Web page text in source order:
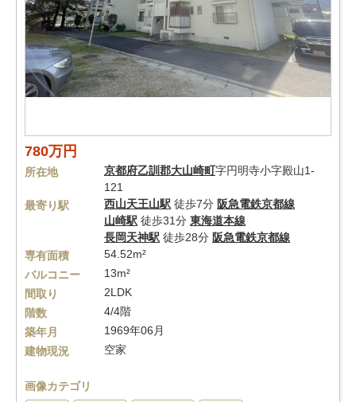
780万円
所在地 京都府乙訓郡大山崎町字円明寺小字殿山1-
121
最寄り駅
西山天王山駅 徒歩7分 阪急電鉄京都線
山崎駅 徒歩31分 東海道本線
長岡天神駅 徒歩28分 阪急電鉄京都線
専有面積
54.52m²
バルコニー
13m²
間取り
2LDK
階数
4/4階
築年月
1969年06月
建物現況
空家
画像カテゴリ